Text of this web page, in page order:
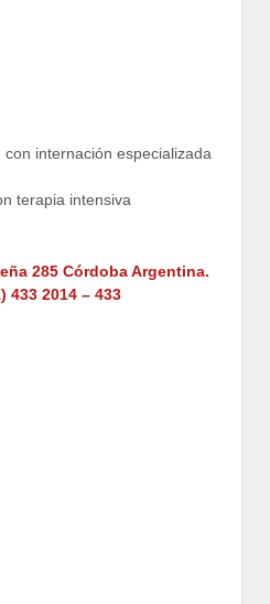
internación especializada
terapia intensiva
285 Córdoba Argentina.
433 2014 – 433